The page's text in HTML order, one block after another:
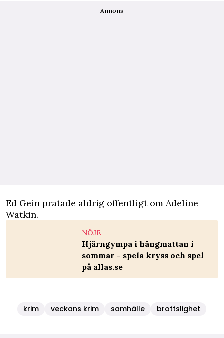
Annons
Ed Gein pratade aldrig offentligt om Adeline
Watkin.
NÖJE
Hjärngympa i hängmattan i
sommar – spela kryss och spel
på allas.se
krim veckans krim samhälle brottslighet